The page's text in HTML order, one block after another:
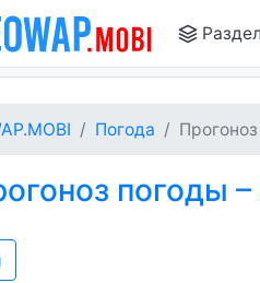
Погода
погоды –